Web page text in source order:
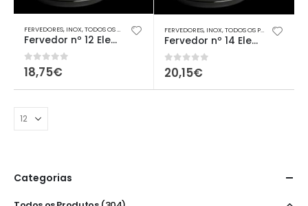
FERVEDORES, INOX,TODOS OS PRODUTOS
Fervedor nº 12 Element
0out of 5
18,75€
FERVEDORES, INOX,TODOS OS PRODUTOS
Fervedor nº 14 Element
0 out of 5
20,15€
Categorias